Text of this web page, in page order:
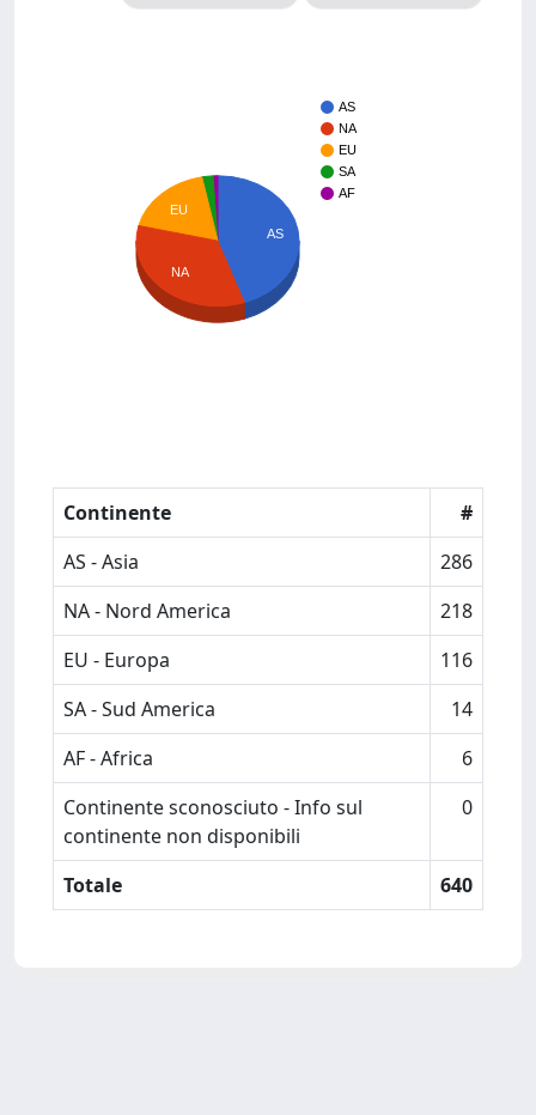
AS
NA
EU
SA
AF
AS
EU
NA
Continente
#
AS - Asia
286
NA - Nord America
218
EU - Europa
116
SA - Sud America
14
AF - Africa
6
Continente sconosciuto - Info sul
continente non disponibili
0
Totale 640